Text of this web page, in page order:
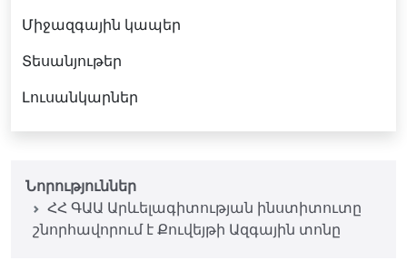
Միջազգային կապեր
Տեսանյութեր
Լուսանկարներ
Նորություններ
ՀՀ ԳԱԱ Արևելագիտության ինստիտուտը
շնորհավորում է Քուվեյթի Ազգային տոնը